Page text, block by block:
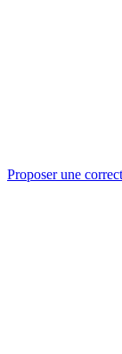
Proposer une